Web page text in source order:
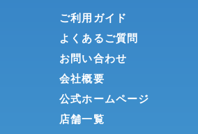
ご利用ガイド
よくあるご質問
お問い合わせ
会社概要
公式ホームページ
店舗一覧